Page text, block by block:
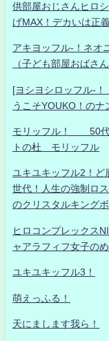
供部屋おじさんヒロ
げMAX！デカいは正
アキヨッフル-！ネオ
（子ども部屋おばさ
[ヨシヨシロッフル-！
うこそYOUKO！の
モリッフル！ 50代
トの杜 モリッフル
ユキユキッフル2！ど
世代！人生の強制ロ
のクリスタルキング
ヒロコンプレックス
ャアラフィフ女子の
ユキユキッフル3！
萌えっふる！
天にまします我ら！